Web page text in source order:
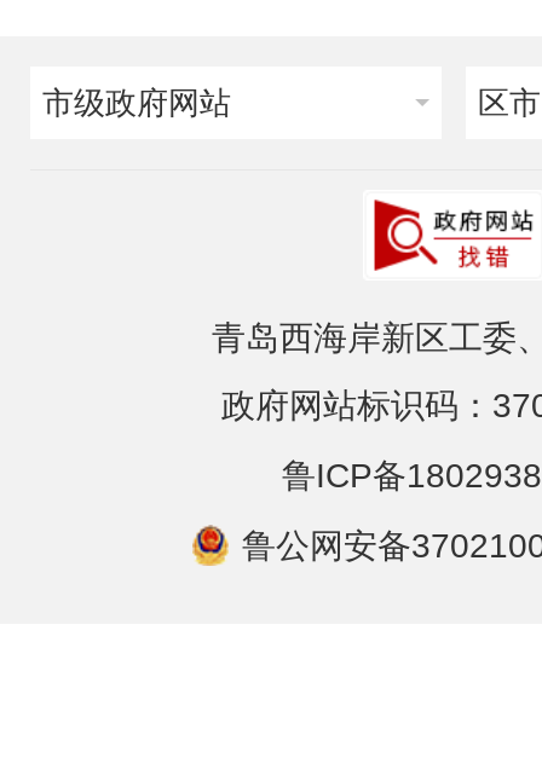
市级政府网站 区
青岛西海岸新区工委
政府网站标识码：
鲁ICP备
鲁公网安备